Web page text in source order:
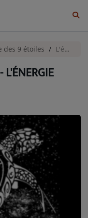
des 9 étoiles L'énergie des 9 étoiles - l'énergie du mois Mai-Juin 2026
L'ÉNERGIE